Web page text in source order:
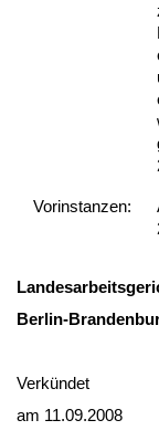
Vor­ins­tan­zen:
Ber­lin-
Verkündet
am 11.09.2008